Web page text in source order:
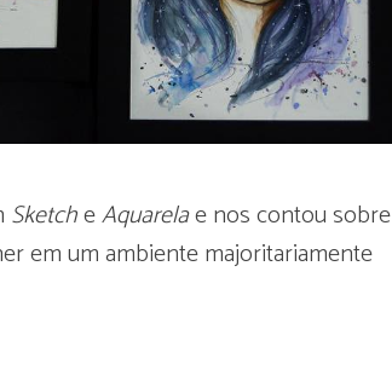
SketcheAquarelae nos contou sobre
em um ambiente majoritariamente